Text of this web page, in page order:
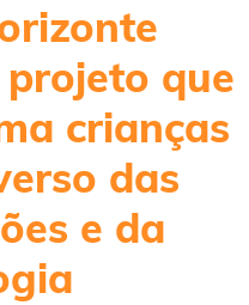
projeto que
crianças
das
e da